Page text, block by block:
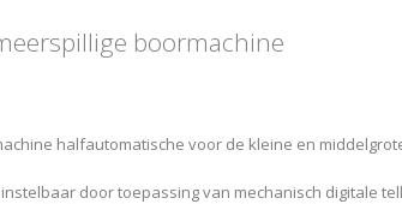
boormachine
halfautomatische voor de kleine en
door toepassing van mechanisch digitale